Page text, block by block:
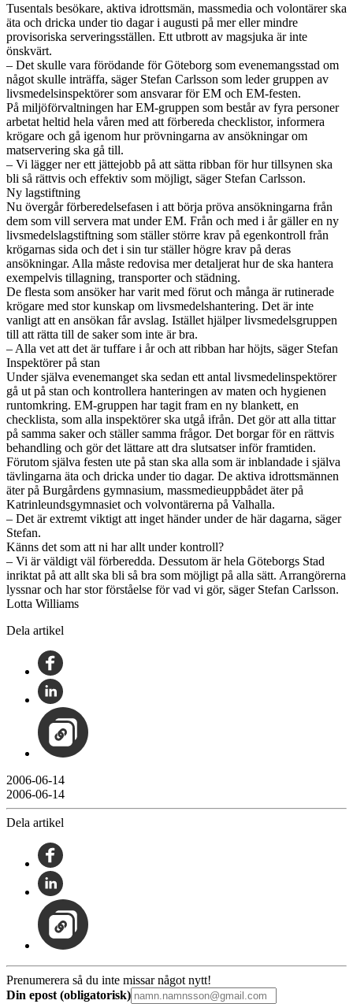
Tusentals besökare, aktiva idrottsmän, massmedia och volontärer ska
äta och dricka under tio dagar i augusti på mer eller mindre
provisoriska serveringsställen. Ett utbrott av magsjuka är inte
önskvärt.
– Det skulle vara förödande för Göteborg som evenemangsstad om
något skulle inträffa, säger Stefan Carlsson som leder gruppen av
livsmedelsinspektörer som ansvarar för EM och EM-festen.
På miljöförvaltningen har EM-gruppen som består av fyra personer
arbetat heltid hela våren med att förbereda checklistor, informera
krögare och gå igenom hur prövningarna av ansökningar om
matservering ska gå till.
– Vi lägger ner ett jättejobb på att sätta ribban för hur tillsynen ska
bli så rättvis och effektiv som möjligt, säger Stefan Carlsson.
Ny lagstiftning
Nu övergår förberedelsefasen i att börja pröva ansökningarna från
dem som vill servera mat under EM. Från och med i år gäller en ny
livsmedelslagstiftning som ställer större krav på egenkontroll från
krögarnas sida och det i sin tur ställer högre krav på deras
ansökningar. Alla måste redovisa mer detaljerat hur de ska hantera
exempelvis tillagning, transporter och städning.
De flesta som ansöker har varit med förut och många är rutinerade
krögare med stor kunskap om livsmedelshantering. Det är inte
vanligt att en ansökan får avslag. Istället hjälper livsmedelsgruppen
till att rätta till de saker som inte är bra.
– Alla vet att det är tuffare i år och att ribban har höjts, säger Stefan
Inspektörer på stan
Under själva evenemanget ska sedan ett antal livsmedelinspektörer
gå ut på stan och kontrollera hanteringen av maten och hygienen
runtomkring. EM-gruppen har tagit fram en ny blankett, en
checklista, som alla inspektörer ska utgå ifrån. Det gör att alla tittar
på samma saker och ställer samma frågor. Det borgar för en rättvis
behandling och gör det lättare att dra slutsatser inför framtiden.
Förutom själva festen ute på stan ska alla som är inblandade i själva
tävlingarna äta och dricka under tio dagar. De aktiva idrottsmännen
äter på Burgårdens gymnasium, massmedieuppbådet äter på
Katrinleundsgymnasiet och volvontärerna på Valhalla.
– Det är extremt viktigt att inget händer under de här dagarna, säger
Stefan.
Känns det som att ni har allt under kontroll?
– Vi är väldigt väl förberedda. Dessutom är hela Göteborgs Stad
inriktat på att allt ska bli så bra som möjligt på alla sätt. Arrangörerna
lyssnar och har stor förståelse för vad vi gör, säger Stefan Carlsson.
Lotta Williams
Dela artikel
2006-06-14
2006-06-14
Dela artikel
Prenumerera så du inte missar något nytt!
Din epost (obligatorisk)